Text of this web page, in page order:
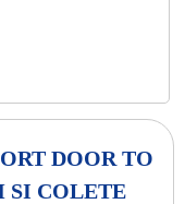
DOOR TO
SI COLETE